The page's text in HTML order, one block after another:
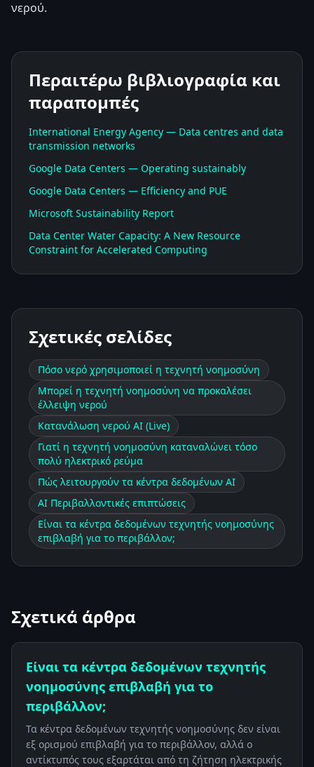
νερού.
Περαιτέρω βιβλιογραφία και
παραπομπές
International Energy Agency — Data centres and data
transmission networks
Google Data Centers — Operating sustainably
Google Data Centers — Efficiency and PUE
Microsoft Sustainability Report
Data Center Water Capacity: A New Resource
Constraint for Accelerated Computing
Σχετικές σελίδες
Πόσο νερό χρησιμοποιεί η τεχνητή νοημοσύνη
Μπορεί η τεχνητή νοημοσύνη να προκαλέσει
έλλειψη νερού
Κατανάλωση νερού AI (Live)
Γιατί η τεχνητή νοημοσύνη καταναλώνει τόσο
πολύ ηλεκτρικό ρεύμα
Πώς λειτουργούν τα κέντρα δεδομένων AI
AI Περιβαλλοντικές επιπτώσεις
Είναι τα κέντρα δεδομένων τεχνητής νοημοσύνης
επιβλαβή για το περιβάλλον;
Σχετικά άρθρα
Είναι τα κέντρα δεδομένων τεχνητής
νοημοσύνης επιβλαβή για το
περιβάλλον;
Τα κέντρα δεδομένων τεχνητής νοημοσύνης δεν είναι
εξ ορισμού επιβλαβή για το περιβάλλον, αλλά ο
αντίκτυπός τους εξαρτάται από τη ζήτηση ηλεκτρικής